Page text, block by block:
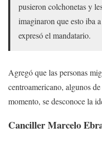
pusieron colchonetas y
imaginaron que esto iba
expresó el mandatario.
Agregó que las personas
centroamericano, algunos
momento, se desconoce la
Canciller Marcelo